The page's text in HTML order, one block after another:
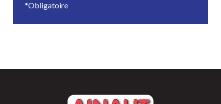
*Obligatoire